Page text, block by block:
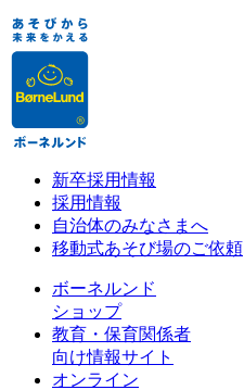
新卒採用情報
採用情報
自治体のみなさまへ
移動式あそび場のご依頼
ボーネルンド
ショップ
教育・保育関係者
向け情報サイト
オンライン